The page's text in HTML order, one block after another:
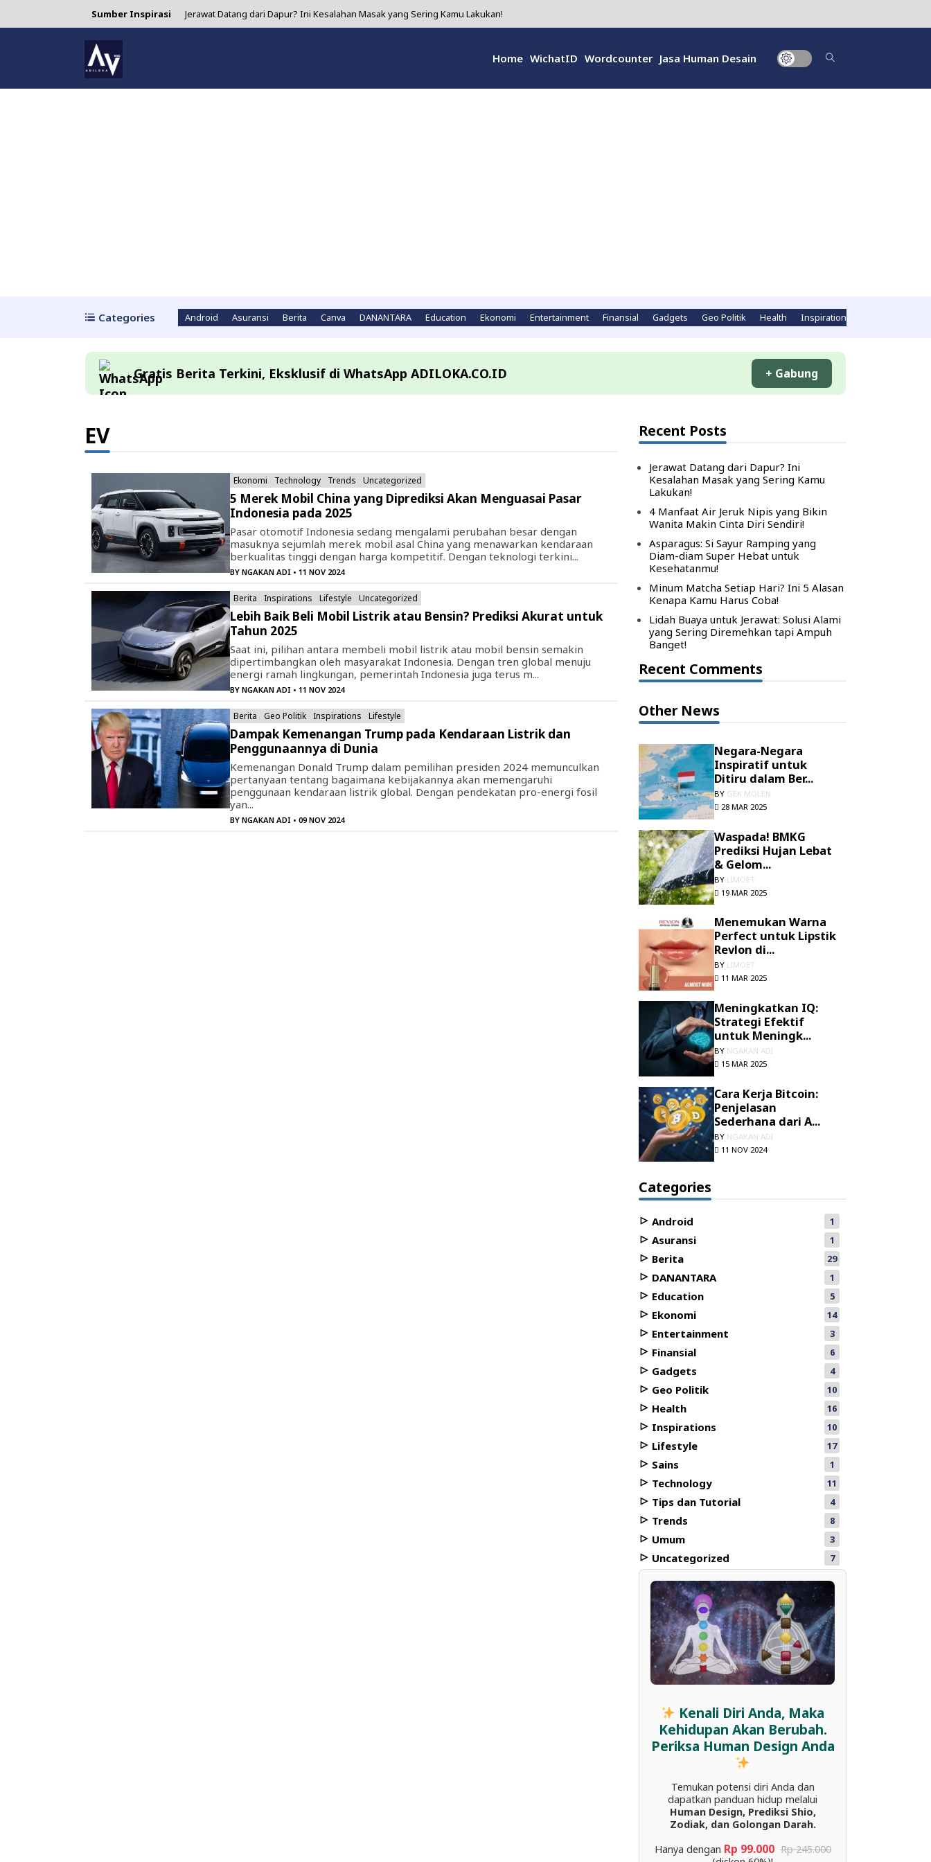
Sumber Inspirasi Jerawat Datang dari Dapur? Ini Kesalahan Masak yang Sering Kamu Lakukan!
Home WichatID Wordcounter Jasa Human Desain
Categories Android Asuransi Berita Canva DANANTARA Education Ekonomi Entertainment Finansial Gadgets Geo Politik Health Inspirations
Gratis Berita Terkini, Eksklusif di WhatsApp ADILOKA.CO.ID + Gabung
EV
Ekonomi Technology Trends Uncategorized
5 Merek Mobil China yang Diprediksi Akan Menguasai Pasar
Indonesia pada 2025
Pasar otomotif Indonesia sedang mengalami perubahan besar dengan
masuknya sejumlah merek mobil asal China yang menawarkan kendaraan
berkualitas tinggi dengan harga kompetitif. Dengan teknologi terkini...
BY NGAKAN ADI • 11 NOV 2024
Berita Inspirations Lifestyle Uncategorized
Lebih Baik Beli Mobil Listrik atau Bensin? Prediksi Akurat untuk
Tahun 2025
Saat ini, pilihan antara membeli mobil listrik atau mobil bensin semakin
dipertimbangkan oleh masyarakat Indonesia. Dengan tren global menuju
energi ramah lingkungan, pemerintah Indonesia juga terus m...
BY NGAKAN ADI • 11 NOV 2024
Berita Geo Politik Inspirations Lifestyle
Dampak Kemenangan Trump pada Kendaraan Listrik dan
Penggunaannya di Dunia
Kemenangan Donald Trump dalam pemilihan presiden 2024 memunculkan
pertanyaan tentang bagaimana kebijakannya akan memengaruhi
penggunaan kendaraan listrik global. Dengan pendekatan pro-energi fosil
yan...
BY NGAKAN ADI • 09 NOV 2024
Recent Posts
Jerawat Datang dari Dapur? Ini
Kesalahan Masak yang Sering Kamu
Lakukan!
4 Manfaat Air Jeruk Nipis yang Bikin
Wanita Makin Cinta Diri Sendiri!
Asparagus: Si Sayur Ramping yang
Diam-diam Super Hebat untuk
Kesehatanmu!
Minum Matcha Setiap Hari? Ini 5 Alasan
Kenapa Kamu Harus Coba!
Lidah Buaya untuk Jerawat: Solusi Alami
yang Sering Diremehkan tapi Ampuh
Banget!
Recent Comments
Other News
Negara-Negara
Inspiratif untuk
Ditiru dalam Ber...
BY GEK MOLEN
28 MAR 2025
Waspada! BMKG
Prediksi Hujan Lebat
& Gelom...
BY LIMOET
19 MAR 2025
Menemukan Warna
Perfect untuk Lipstik
Revlon di...
BY LIMOET
11 MAR 2025
Meningkatkan IQ:
Strategi Efektif
untuk Meningk...
BY NGAKAN ADI
15 MAR 2025
Cara Kerja Bitcoin:
Penjelasan
Sederhana dari A...
BY NGAKAN ADI
11 NOV 2024
Categories
Android 1
Asuransi 1
Berita 29
DANANTARA 1
Education 5
Ekonomi 14
Entertainment 3
Finansial 6
Gadgets 4
Geo Politik 10
Health 16
Inspirations 10
Lifestyle 17
Sains 1
Technology 11
Tips dan Tutorial 4
Trends 8
Umum 3
Uncategorized 7
Kenali Diri Anda, Maka
Kehidupan Akan Berubah.
Periksa Human Design Anda
Temukan potensi diri Anda dan
dapatkan panduan hidup melalui
Human Design, Prediksi Shio,
Zodiak, dan Golongan Darah.
Hanya dengan Rp 99.000 Rp 245.000